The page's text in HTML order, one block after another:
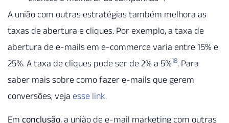
A união com outras estratégias também melhora as
taxas de abertura e cliques. Por exemplo, a taxa de
abertura de e-mails em e-commerce varia entre 15% e
25%. A taxa de cliques pode ser de 2% a 5%18. Para
saber mais sobre como fazer e-mails que gerem
conversões, veja esse link.
Em conclusão, a união de e-mail marketing com outras